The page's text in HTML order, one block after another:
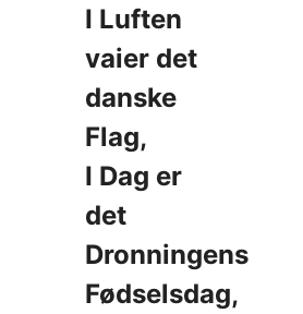
I Luften
vaier det
danske
Flag,
I Dag er
det
Dronningens
Fødselsdag,